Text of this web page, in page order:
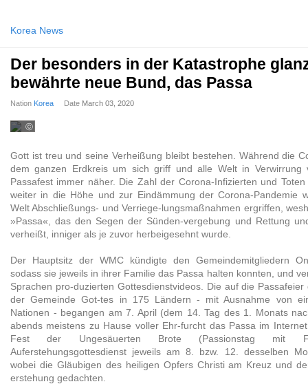
Korea News
Der besonders in der Katastrophe
bewährte neue Bund, das Passa
Nation Korea Date March 03, 2020
ⓒ
Gott ist treu und seine Verheißung bleibt bestehen. Während die
dem ganzen Erdkreis um sich griff und alle Welt in Verwirrung
Passafest immer näher. Die Zahl der Corona-Infizierten und
weiter in die Höhe und zur Eindämmung der Corona-Pandemie
Welt Abschließungs- und Verriege-lungsmaßnahmen ergriffen,
»Passa«, das den Segen der Sünden-vergebung und Rettung
verheißt, inniger als je zuvor herbeigesehnt wurde.
Der Hauptsitz der WMC kündigte den Gemeindemitgliedern
sodass sie jeweils in ihrer Familie das Passa halten konnten, und
Sprachen pro-duzierten Gottesdienstvideos. Die auf die
der Gemeinde Got-tes in 175 Ländern - mit Ausnahme von
Nationen - begangen am 7. April (dem 14. Tag des 1. Monats
abends meistens zu Hause voller Ehr-furcht das Passa im
Fest der Ungesäuerten Brote (Passionstag mit
Auferstehungsgottesdienst jeweils am 8. bzw. 12. desselben
wobei die Gläubigen des heiligen Opfers Christi am Kreuz und
erstehung gedachten.